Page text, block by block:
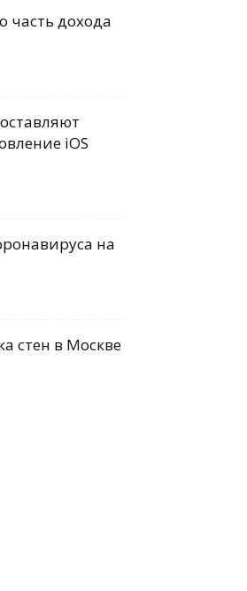
часть дохода
iOS
на
стен в Москве